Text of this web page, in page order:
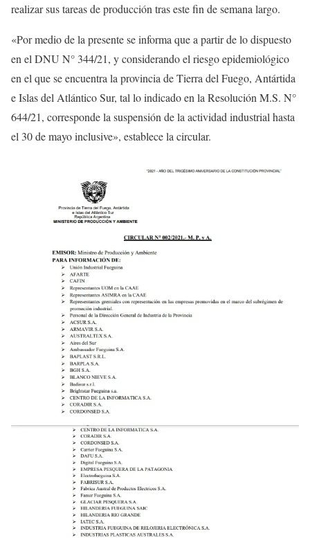
realizar sus tareas de producción tras este fin de semana largo.
«Por medio de la presente se informa que a partir de lo dispuesto
en el DNU N° 344/21, y considerando el riesgo epidemiológico
en el que se encuentra la provincia de Tierra del Fuego, Antártida
e Islas del Atlántico Sur, tal lo indicado en la Resolución M.S. N°
644/21, corresponde la suspensión de la actividad industrial hasta
el 30 de mayo inclusive», establece la circular.